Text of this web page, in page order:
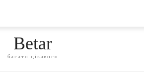
Betar
багато цікавого